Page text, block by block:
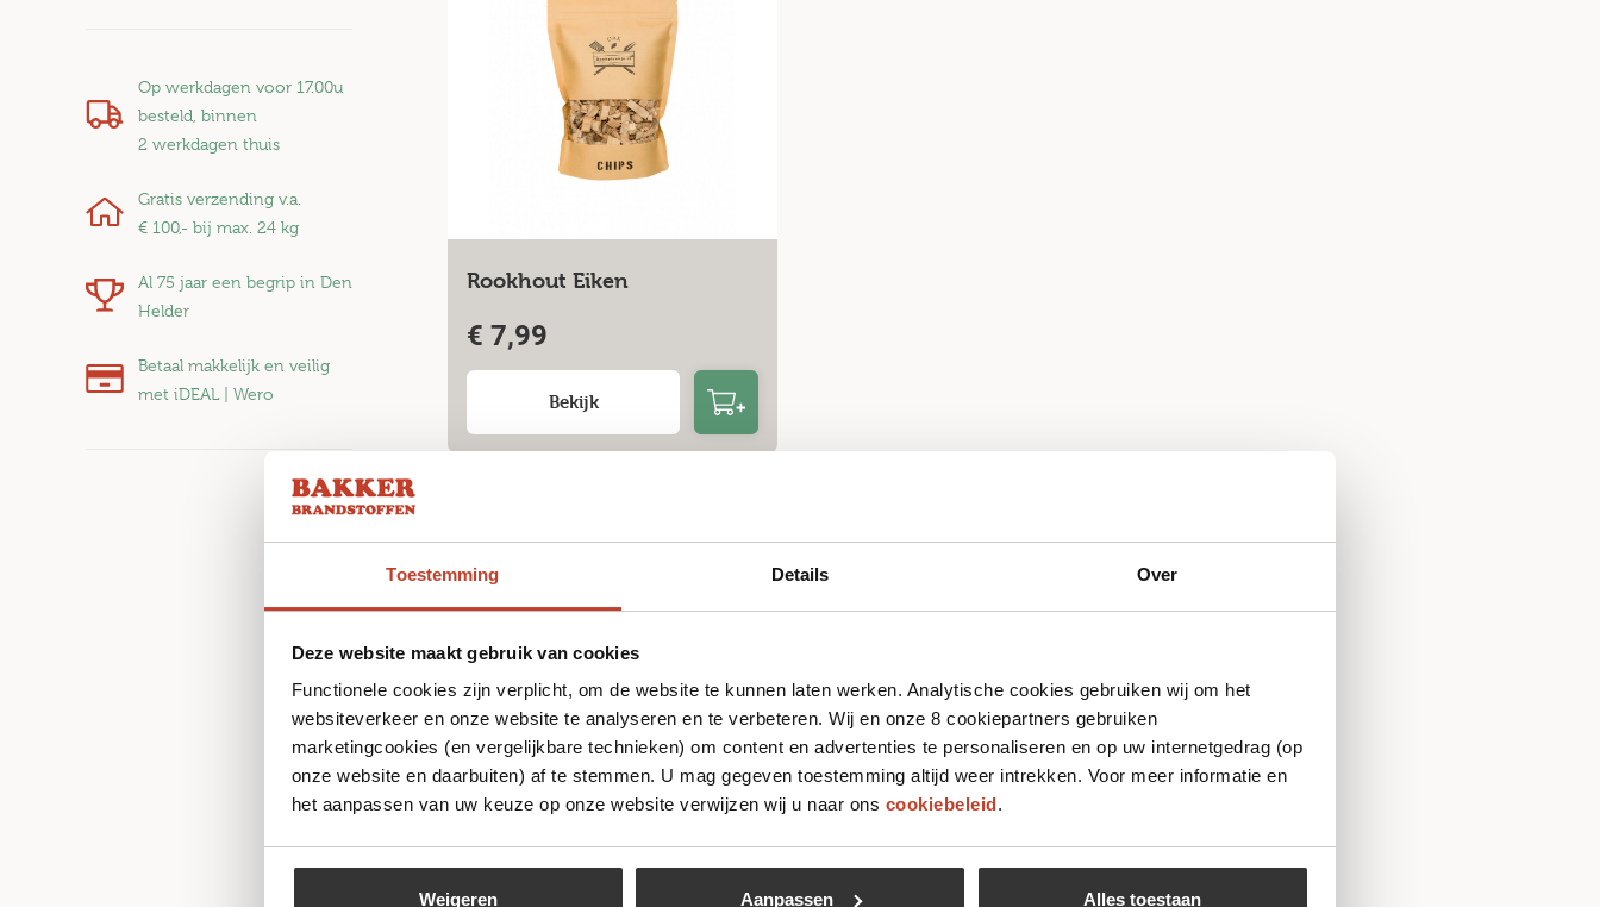
Toestemming Details Over
Deze website maakt gebruik van cookies
Functionele cookies zijn verplicht, om de website te kunnen laten werken. Analytische cookies gebruiken wij om het
websiteverkeer en onze website te analyseren en te verbeteren. Wij en onze 8 cookiepartners gebruiken
marketingcookies (en vergelijkbare technieken) om content en advertenties te personaliseren en op uw internetgedrag (op
onze website en daarbuiten) af te stemmen. U mag gegeven toestemming altijd weer intrekken. Voor meer informatie en
het aanpassen van uw keuze op onze website verwijzen wij u naar ons cookiebeleid.
Weigeren Aanpassen Alles toestaan
Op werkdagen voor 17.00u
besteld, binnen
2 werkdagen thuis
Gratis verzending v.a.
€ 100,- bij max. 24 kg
Al 75 jaar een begrip in Den
Helder
Betaal makkelijk en veilig
met iDEAL | Wero
Rookhout Eiken
€ 7,99
Bekijk